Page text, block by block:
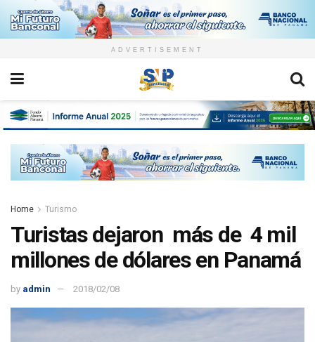
ADVERTISEMENT
Home Turismo
Turistas dejaron más de 4 mil
millones de dólares en Panamá
by admin 2018/02/08